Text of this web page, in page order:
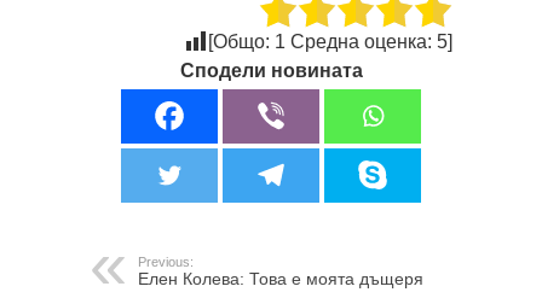
[Общо: 1 Средна оценка: 5]
Сподели новината
Previous:
Елен Колева: Това е моята дъщеря